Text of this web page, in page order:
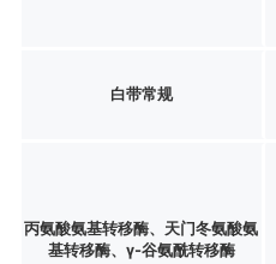
白带常规
丙氨酸氨基转移酶、天门冬氨酸氨
基转移酶、γ-谷氨酰转移酶